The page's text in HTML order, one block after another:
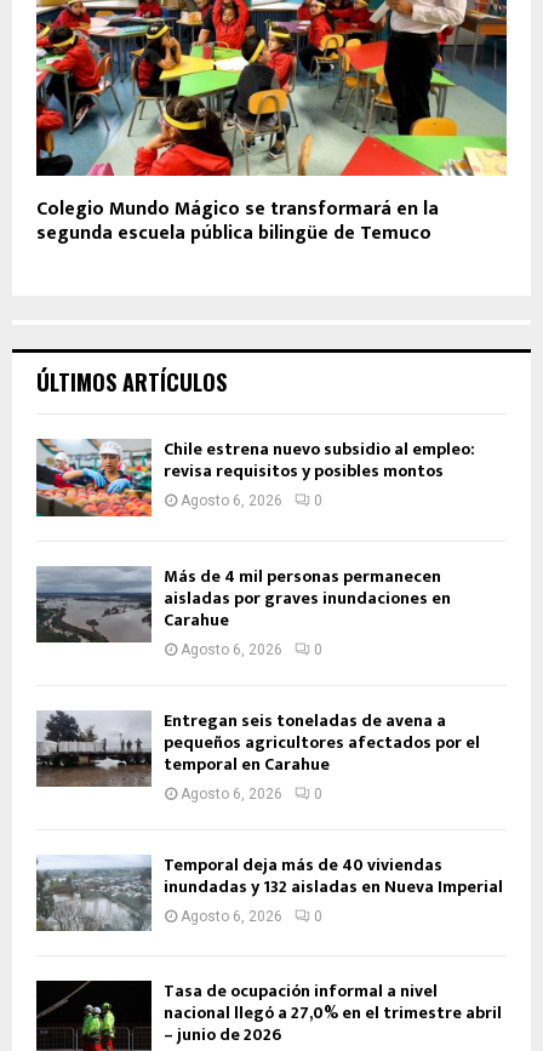
Colegio Mundo Mágico se transformará en la
segunda escuela pública bilingüe de Temuco
ÚLTIMOS ARTÍCULOS
Chile estrena nuevo subsidio al empleo:
revisa requisitos y posibles montos
Agosto 6, 2026 0
Más de 4 mil personas permanecen
aisladas por graves inundaciones en
Carahue
Agosto 6, 2026 0
Entregan seis toneladas de avena a
pequeños agricultores afectados por el
temporal en Carahue
Agosto 6, 2026 0
Temporal deja más de 40 viviendas
inundadas y 132 aisladas en Nueva Imperial
Agosto 6, 2026 0
Tasa de ocupación informal a nivel
nacional llegó a 27,0% en el trimestre abril
– junio de 2026